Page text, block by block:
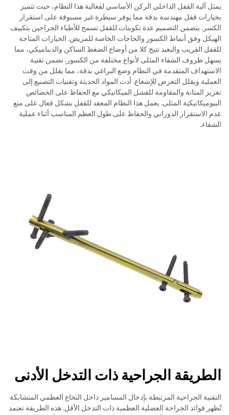
يمثل آلية القفل الداخلي الركن الأساسي لفعالية هذا النظام، حيث تتميز
بخيارات قفل مهندسة بدقة مما يوفر سيطرة غير مسبوقة على استقرار
الكسر. يتضمن التصميم عدة تكوينات للقفل تسمح للأطباء الجراحين بتكييف
الهيكل وفق أنماط الكسور والحاجات الخاصة للمريض. الخيارات المتاحة
للقفل القريب والبعيد تتيح كلا من أوضاع الضغط الساكن والديناميكي، مما
يسهل ظروف الشفاء المثلى لأنواع مختلفة من الكسور. تضمن تقنية
الاستهداف المتقدمة في النظام وضع البراغي بدقة، مما يقلل من وقت
العملية ويقلل التعرض للإشعاع. أدت المواد الحديثة وتقنيات التصنيع إلى
تعزيز المتانة والمقاومة للفشل الميكانيكي مع الحفاظ على الخصائص
البيوميكانيكية المثلى. يعمل هذا النظام المعقد للقفل بشكل فعال على منع
عدم الاستقرار الدوراني والحفاظ على طول العظم المناسب أثناء عملية
الشفاء.
الطريقة الجراحية ذات التدخل الأدنى
التقنية الجراحية المرتبطة بإدخال المسامير داخل النخاع العظمي المتشابكة
تُظهر فوائد الجراحة العضلية العظمية ذات التدخل الأقل. هذه الطريقة تعتمد